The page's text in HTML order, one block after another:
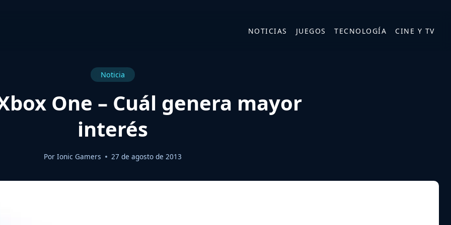
NOTICIAS JUEGOS TECNOLOGÍA CINE Y TV
Noticia
One – Cuál genera mayor
interés
Por Ionic Gamers 27 de agosto de 2013